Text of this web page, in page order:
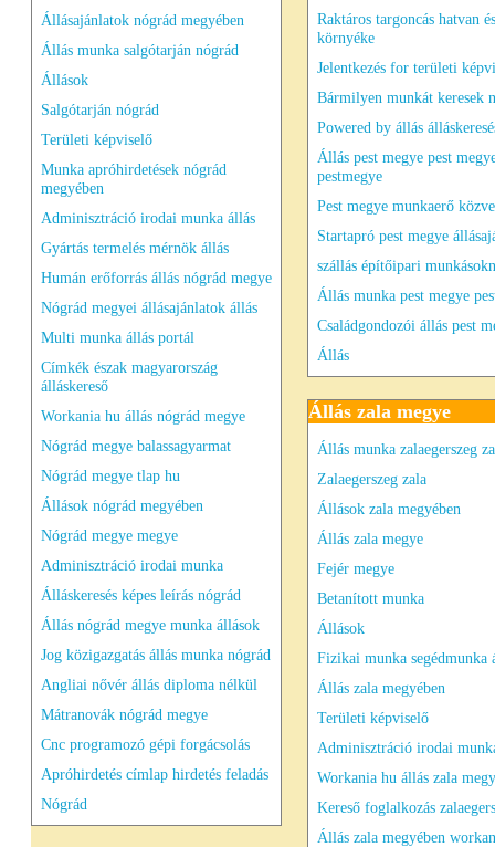
Állásajánlatok nógrád megyében
Állás munka salgótarján nógrád
Állások
Salgótarján nógrád
Területi képviselő
Munka apróhirdetések nógrád
megyében
Adminisztráció irodai munka állás
Gyártás termelés mérnök állás
Humán erőforrás állás nógrád megye
Nógrád megyei állásajánlatok állás
Multi munka állás portál
Címkék észak magyarország
álláskereső
Workania hu állás nógrád megye
Nógrád megye balassagyarmat
Nógrád megye tlap hu
Állások nógrád megyében
Nógrád megye megye
Adminisztráció irodai munka
Álláskeresés képes leírás nógrád
Állás nógrád megye munka állások
Jog közigazgatás állás munka nógrád
Angliai nővér állás diploma nélkül
Mátranovák nógrád megye
Cnc programozó gépi forgácsolás
Apróhirdetés címlap hirdetés feladás
Nógrád
Raktáros targoncás hatvan és
környéke
Jelentkezés for területi
Bármilyen munkát keresek
Powered by állás
Állás pest megye pest
pestmegye
Pest megye munkaerő
Startapró pest megye
szállás építőipari
Állás munka pest megye
Családgondozói állás pest
Állás
Állás zala megye
Állás munka zalaegerszeg
Zalaegerszeg zala
Állások zala megyében
Állás zala megye
Fejér megye
Betanított munka
Állások
Fizikai munka segédmunka
Állás zala megyében
Területi képviselő
Adminisztráció irodai
Workania hu állás zala
Kereső foglalkozás
Állás zala megyében